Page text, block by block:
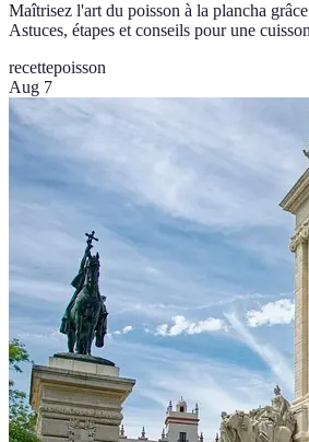
Maîtrisez l'art du poisson à la plancha
Astuces, étapes et conseils pour une
recettepoisson
Aug 7